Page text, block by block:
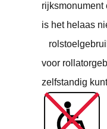
rijksmonument
is het helaas
voor
zelfstandig